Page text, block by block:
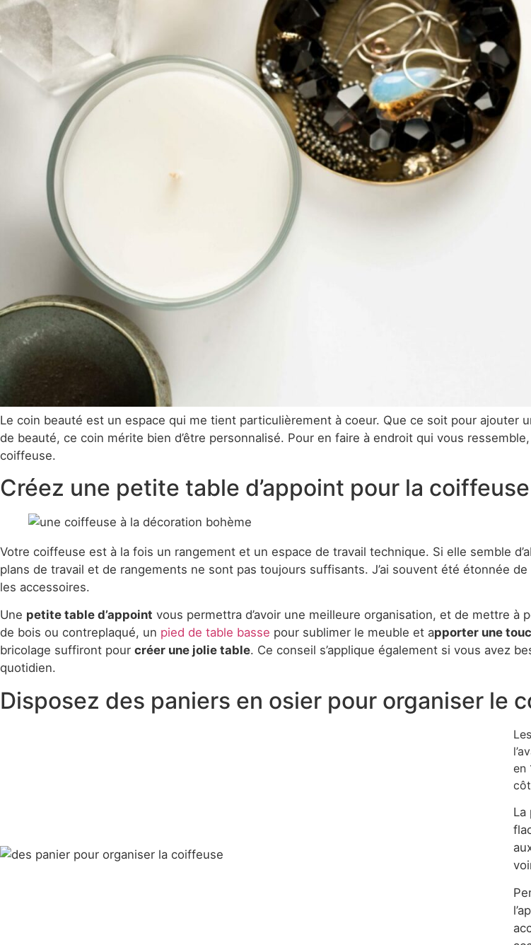
Le coin beauté est un espace qui me tient particulièrement à coeur. Que ce soit pour
de beauté, ce coin mérite bien d’être personnalisé. Pour en faire à endroit qui vous
coiffeuse.
Créez une petite table d’appoint pour la coiffeuse
Votre coiffeuse est à la fois un rangement et un espace de travail technique. Si elle semble
plans de travail et de rangements ne sont pas toujours suffisants. J’ai souvent été étonnée
les accessoires.
Une petite table d’appoint vous permettra d’avoir une meilleure organisation, et de mettre
de bois ou contreplaqué, un pied de table basse pour sublimer le meuble et apporter une
bricolage suffiront pour créer une jolie table. Ce conseil s’applique également si vous avez
quotidien.
Disposez des paniers en osier pour organiser le
en
La